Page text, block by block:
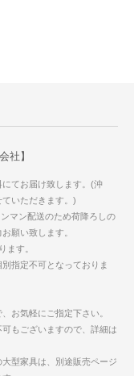
社】
てお届け致します。(沖
いただきます。)
マン配送のため荷降ろしの
願い致します。
ます。
指定不可となっておりま
お気軽にご指定下さい。
もございますので、詳細は
型家具は、別途販売ページ